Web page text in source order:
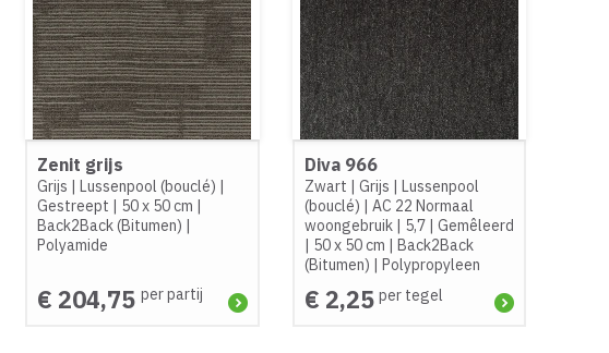
Zenit grijs
Grijs Lussenpool (bouclé)
Gestreept
50 x 50 cm
Back2Back (Bitumen)
Polyamide
€ 204,75 per partij
Diva 966
Zwart Grijs
Lussenpool
(bouclé)
AC 22 Normaal
woongebruik| 5,7| Gemêleerd
50 x 50 cm
Back2Back
(Bitumen)
Polypropyleen
€ 2,25 per tegel